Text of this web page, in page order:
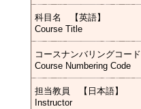
科目名 【英語】
Course Title
コースナンバリングコード
Course Numbering Code
担当教員 【日本語】
Instructor